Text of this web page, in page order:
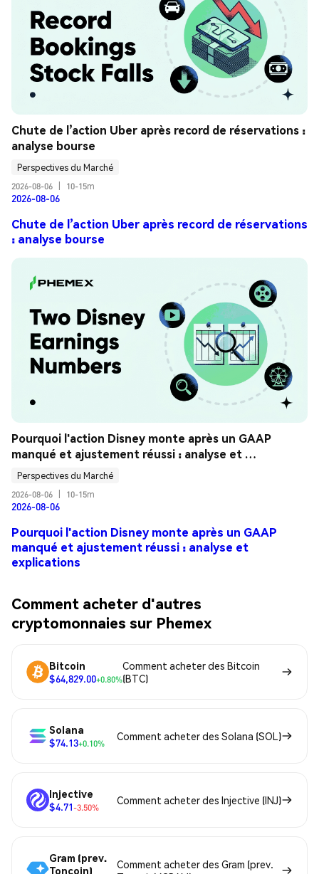
Chute de l’action Uber après record de réservations :
analyse bourse
Perspectives du Marché
2026-08-06
10-15m
2026-08-06
Chute de l’action Uber après record de réservations
: analyse bourse
Pourquoi l'action Disney monte après un GAAP
manqué et ajustement réussi : analyse et
explications
Perspectives du Marché
2026-08-06
10-15m
2026-08-06
Pourquoi l'action Disney monte après un GAAP
manqué et ajustement réussi : analyse et
explications
Comment acheter d'autres
cryptomonnaies sur Phemex
Bitcoin
$64,829.00+0.80%
Comment acheter des Bitcoin
(BTC)
Solana
$74.13+0.10%
Comment acheter des Solana (SOL)
Injective
$4.71-3.50%
Comment acheter des Injective (INJ)
Gram (prev.
Toncoin)
Comment acheter des Gram (prev.